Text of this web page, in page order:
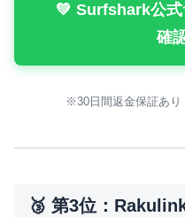
💚 Surfshark公式
確
※30日間返金保証あり
🥉 第3位：